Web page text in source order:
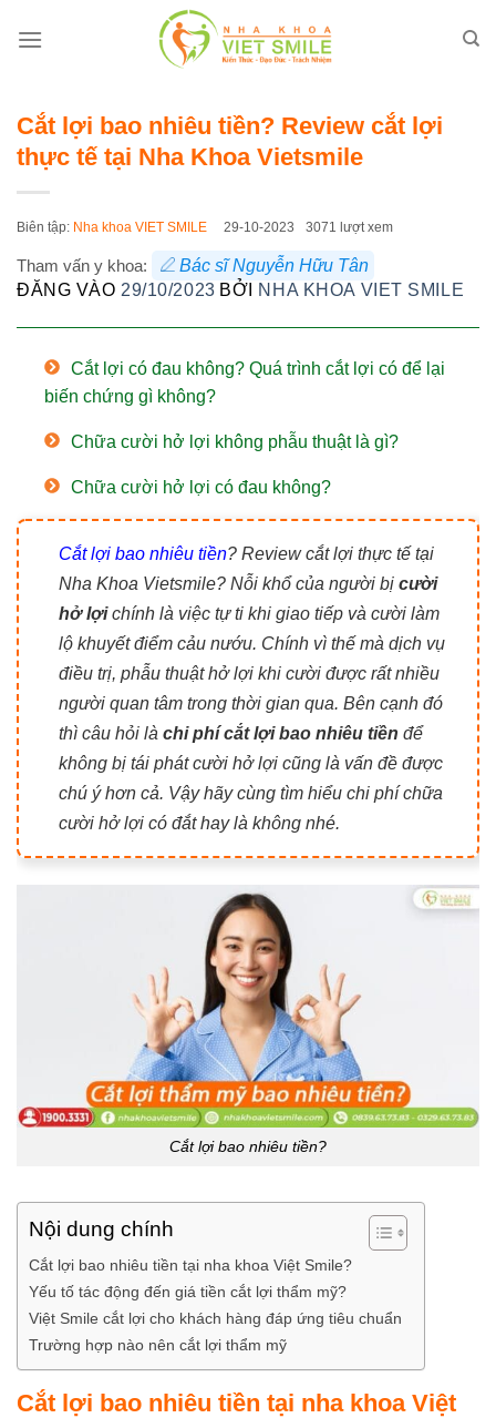
qua
Cắt lợi bao nhiêu tiền? Review cắt lợi
thực tế tại Nha Khoa Vietsmile
Biên tập: Nha khoa VIET SMILE 29-10-2023 3071 lượt xem
Tham vấn y khoa:
Bác sĩ Nguyễn Hữu Tân
ĐĂNG VÀO 29/10/2023 BỞI NHA KHOA VIET SMILE
Cắt lợi có đau không? Quá trình cắt lợi có để lại
biến chứng gì không?
Chữa cười hở lợi không phẫu thuật là gì?
Chữa cười hở lợi có đau không?
Cắt lợi bao nhiêu tiền? Review cắt lợi thực tế tại
Nha Khoa Vietsmile? Nỗi khổ của người bị cười
hở lợichính là việc tự ti khi giao tiếp và cười làm
lộ khuyết điểm cảu nướu. Chính vì thế mà dịch vụ
điều trị, phẫu thuật hở lợi khi cười được rất nhiều
người quan tâm trong thời gian qua. Bên cạnh đó
thì câu hỏi là chi phí cắt lợi bao nhiêu tiền để
không bị tái phát cười hở lợi cũng là vấn đề được
chú ý hơn cả. Vậy hãy cùng tìm hiểu chi phí chữa
cười hở lợi có đắt hay là không nhé.
Cắt lợi bao nhiêu tiền?
Nội dung chính
Cắt lợi bao nhiêu tiền tại nha khoa Việt Smile?
Yếu tố tác động đến giá tiền cắt lợi thẩm mỹ?
Việt Smile cắt lợi cho khách hàng đáp ứng tiêu chuẩn
Trường hợp nào nên cắt lợi thẩm mỹ
Cắt lợi bao nhiêu tiền tại nha khoa Việt